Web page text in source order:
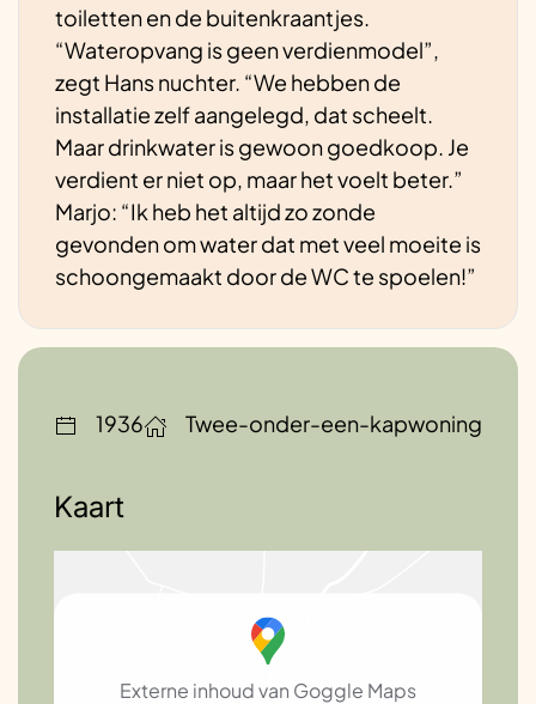
toiletten en de buitenkraantjes.
“Wateropvang is geen verdienmodel”,
zegt Hans nuchter. “We hebben de
installatie zelf aangelegd, dat scheelt.
Maar drinkwater is gewoon goedkoop. Je
verdient er niet op, maar het voelt beter.”
Marjo: “Ik heb het altijd zo zonde
gevonden om water dat met veel moeite is
schoongemaakt door de WC te spoelen!”
1936 Twee-onder-een-kapwoning
Kaart
Externe inhoud van Goggle Maps